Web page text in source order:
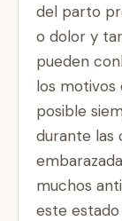
del parto
o dolor y
pueden
los motivos
posible
durante las
muchos
este